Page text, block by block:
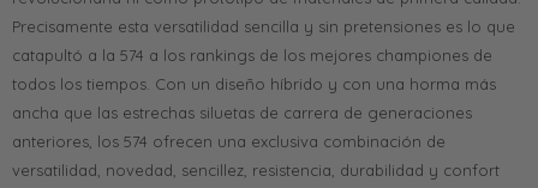
Precisamente esta versatilidad sencilla y sin pretensiones es lo que
catapultó a la 574 a los rankings de los mejores championes de
todos los tiempos. Con un diseño híbrido y con una horma más
ancha que las estrechas siluetas de carrera de generaciones
anteriores, los 574 ofrecen una exclusiva combinación de
versatilidad, novedad, sencillez, resistencia, durabilidad y confort